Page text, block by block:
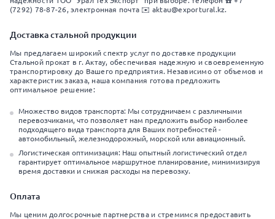
(7292) 78-87-26, электронная почта ✉️ aktau@exportural.kz.
Доставка стальной продукции
Мы предлагаем широкий спектр услуг по доставке продукции
Стальной прокат в г. Актау, обеспечивая надежную и своевременную
транспортировку до Вашего предприятия. Независимо от объемов и
характеристик заказа, наша компания готова предложить
оптимальное решение:
Множество видов транспорта: Мы сотрудничаем с различными
перевозчиками, что позволяет нам предложить выбор наиболее
подходящего вида транспорта для Ваших потребностей -
автомобильный, железнодорожный, морской или авиационный.
Логистическая оптимизация: Наш опытный логистический отдел
гарантирует оптимальное маршрутное планирование, минимизируя
время доставки и снижая расходы на перевозку.
Оплата
Мы ценим долгосрочные партнерства и стремимся предоставить